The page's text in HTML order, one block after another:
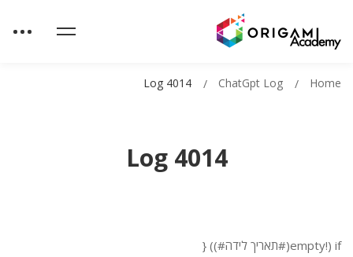
Log 4014
Home
ChatGpt Log
Log 4014
if (!empty(#תאריך לידה#)) {